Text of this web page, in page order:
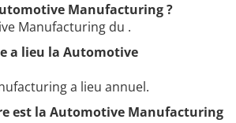
Manufacturing ?
Manufacturing du .
a lieu la Automotive
a lieu annuel.
est la Automotive Manufacturing